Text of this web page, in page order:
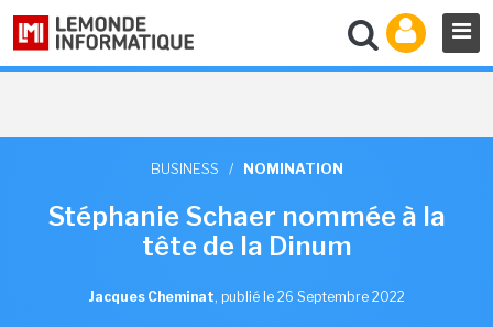
BUSINESS / NOMINATION
Stéphanie Schaer nommée à la
tête de la Dinum
Jacques Cheminat, publié le 26 Septembre 2022